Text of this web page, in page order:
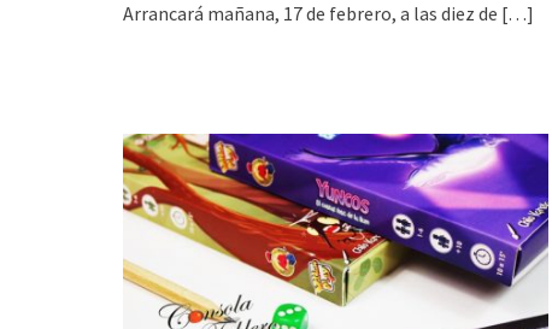
Arrancará mañana, 17 de febrero, a las diez de […]